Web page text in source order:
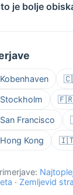
je bolje
🇫🇷
Francisco
Kong 🇮🇹
· Zemljevid